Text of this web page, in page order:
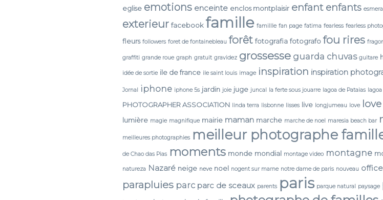
eglise emotions enceinte enclos montplaisir enfant enfants
exterieur facebook famille famillle fan page fatima fearless fearless
fleurs followers foret de fontainebleau forêt fotografia fotografo fou rires
graffiti grande roue graph gratuit gravidez grossesse guarda chuvas guitare
idée de sortie ile de france ile saint louis image inspiration inspiration
Jornal iphone iphone 5s jardin joie juge juncal la ferte sous jouarre lagoa de Pataias
PHOTOGRAPHER ASSOCIATION linda terra lisbonne lisses live longjumeau love
lumière magie magnifique mairie maman marche marche de noel maresia beach bar
meilleures photographies meilleur photographe
de Chao das Pias moments monde mondial montage video montagne
natureza Nazaré neige neve noel nogent sur marne notre dame de paris nouveau
parapluies parc parc de sceaux parents paris parque natural paysage